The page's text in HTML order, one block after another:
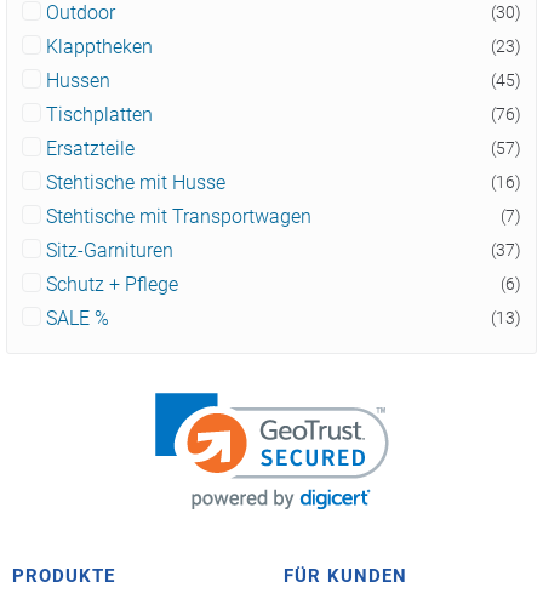
Outdoor (30)
Klapptheken (23)
Hussen (45)
Tischplatten (76)
Ersatzteile (57)
Stehtische mit Husse (16)
Stehtische mit Transportwagen (7)
Sitz-Garnituren (37)
Schutz + Pflege (6)
SALE % (13)
PRODUKTE FÜR KUNDEN